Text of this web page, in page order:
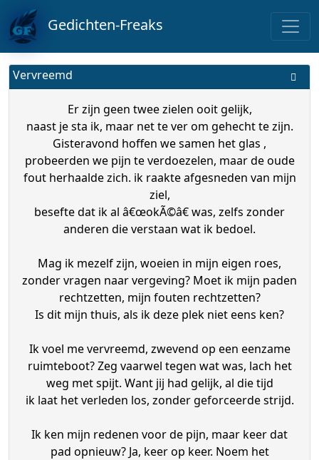
Gedichten-Freaks
Vervreemd
Er zijn geen twee zielen ooit gelijk,
naast je sta ik, maar net te ver om gehecht te zijn.
Gisteravond hoffen we samen het glas ,
probeerden we pijn te verdoezelen, maar de oude
fout herhaalde zich. ik raakte afgesneden van mijn
ziel,
besefte dat ik al â€œokÃ©â€ was, zelfs zonder
anderen die verstaan wat ik bedoel.
Mag ik mezelf zijn, woeien in mijn eigen roes,
zonder vragen naar vergeving? Moet ik mijn paden
rechtzetten, mijn fouten rechtzetten?
Is dit mijn thuis, als ik deze plek niet eens ken?
Ik voel me vervreemd, zwevend op een eenzame
ruimteboot? Zeg vaarwel tegen wat was, lach het
weg met spijt. Want jij had gelijk, al die tijd
ik laat het verleden los, zonder geforceerde strijd.
Ik ken mijn redenen voor de pijn, maar keer dat
pad opnieuw? Ja, keer op keer. Noem het